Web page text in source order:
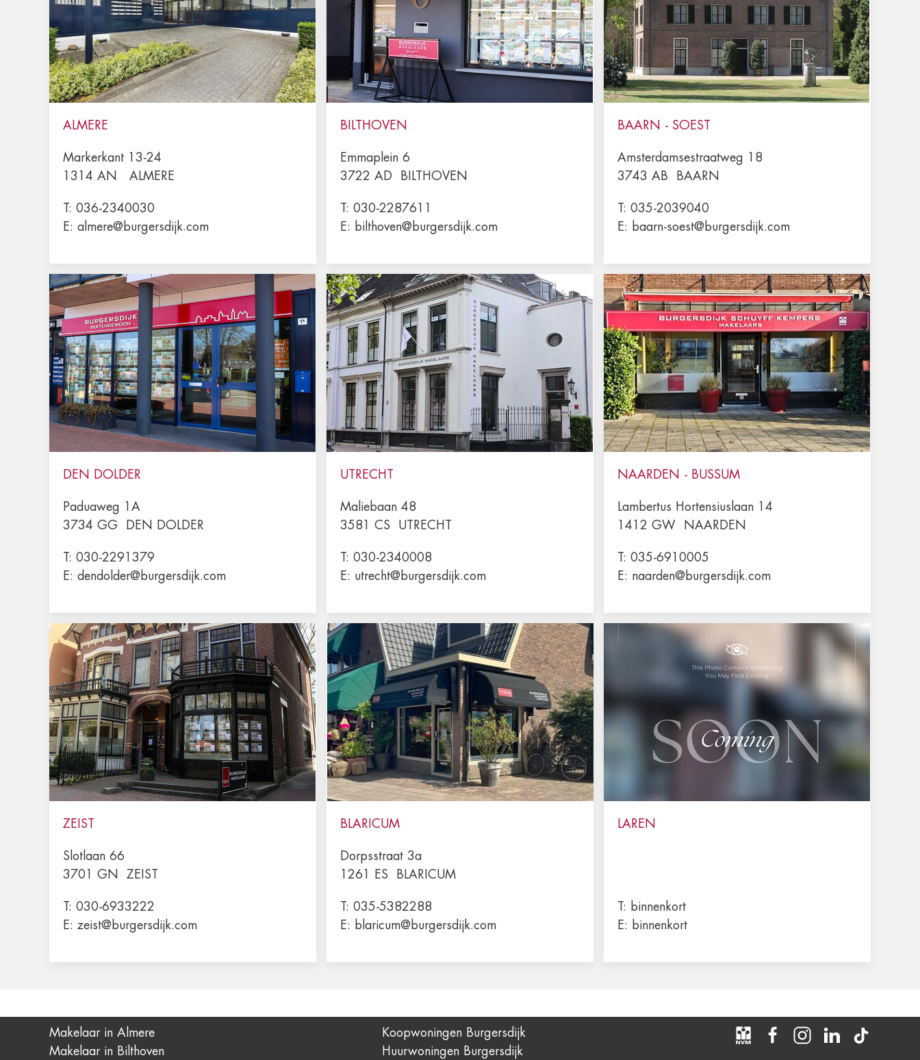
ALMERE
Markerkant 13-24
1314 AN
ALMERE
T: 036-2340030
E: almere@burgersdijk.com
BILTHOVEN
Emmaplein 6
3722 AD
BILTHOVEN
T: 030-2287611
E:
bilthoven@burgersdijk.com
BAARN - SOEST
Amsterdamsestraatweg 18
3743 AB
BAARN
T: 035-2039040
E:
baarn-soest@burgersdijk.com
DEN DOLDER
Paduaweg 1A
3734 GG
DEN DOLDER
T: 030-2291379
E: dendolder@burgersdijk.com
UTRECHT
Maliebaan 48
3581 CS
UTRECHT
T: 030-2340008
E: utrecht@burgersdijk.com
NAARDEN - BUSSUM
Lambertus Hortensiuslaan 14
1412 GW
NAARDEN
T: 035-6910005
E: naarden@burgersdijk.com
ZEIST
Slotlaan 66
3701 GN
ZEIST
T: 030-6933222
E: zeist@burgersdijk.com
BLARICUM
Dorpsstraat 3a
1261 ES
BLARICUM
T: 035-5382288
E:
blaricum@burgersdijk.com
LAREN
T:
binnenkort
E:
binnenkort
Makelaar in Almere
Makelaar in Bilthoven
Koopwoningen Burgersdijk
Huurwoningen Burgersdijk